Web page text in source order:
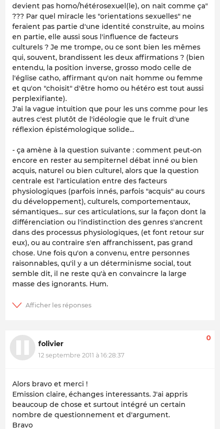
devient pas homo/hétérosexuel(le), on nait comme ça"
??? Par quel miracle les "orientations sexuelles" ne
feraient pas partie d'une identité construite, au moins
en partie, elle aussi sous l'influence de facteurs
culturels ? Je me trompe, ou ce sont bien les mêmes
qui, souvent, brandissent les deux affirmations ? (bien
entendu, la position inverse, grosso modo celle de
l'église catho, affirmant qu'on nait homme ou femme
et qu'on "choisit" d'être homo ou hétéro est tout aussi
perplexifiante).
J'ai la vague intuition que pour les uns comme pour les
autres c'est plutôt de l'idéologie que le fruit d'une
réflexion épistémologique solide...
- ça amène à la question suivante : comment peut-on
encore en rester au sempiternel débat inné ou bien
acquis, naturel ou bien culturel, alors que la question
centrale est l'articulation entre des facteurs
physiologiques (parfois innés, parfois "acquis" au cours
du développement), culturels, comportementaux,
sémantiques... sur ces articulations, sur la façon dont la
différenciation ou l'indistinction des genres s'ancrent
dans des processus physiologiques, (et font retour sur
eux), ou au contraire s'en affranchissent, pas grand
chose. Une fois qu'on a convenu, entre personnes
raisonnables, qu'il y a un déterminisme social, tout
semble dit, il ne reste qu'à en convaincre la large
masse des ignorants. Hum.
folivier
12 septembre 2011 à 16:28:37
0
Alors bravo et merci !
Emission claire, échanges interessants. J'ai appris
beaucoup de chose et surtout intégré un certain
nombre de questionnement et d'argument.
Bravo